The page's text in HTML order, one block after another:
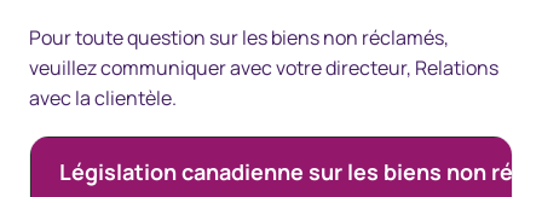
Pour toute question sur les biens non réclamés,
veuillez communiquer avec votre directeur, Relations
avec la clientèle.
Législation canadienne sur les biens non